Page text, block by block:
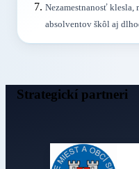
Nezamestnanosť klesla,
absolventov škôl aj
Strategickí partneri